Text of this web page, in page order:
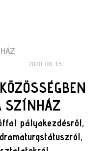
2020. 08. 15.
SZÍNHÁZ
pályakezdésről,